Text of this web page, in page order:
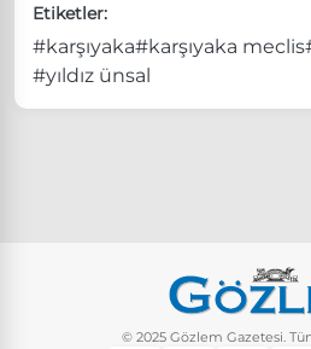
Etiketler:
#karşıyaka#karşıyaka meclis
#yıldız ünsal
© 2025 Gözlem Gazetesi.